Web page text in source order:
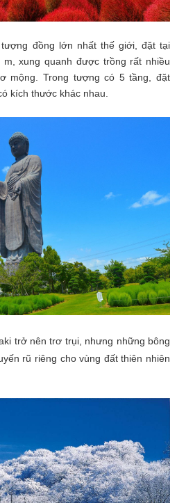
đồng lớn nhất thế giới, đặt tại
xung quanh được trồng rất nhiều
mộng. Trong tượng có 5 tầng, đặt
kích thước khác nhau.
trở nên trơ trụi, nhưng những bông
rũ riêng cho vùng đất thiên nhiên